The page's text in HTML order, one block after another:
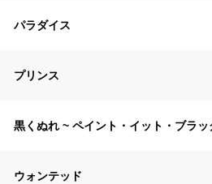
パラダイス
プリンス
黒くぬれ ~ ペイント・イット・ブラッ
ウォンテッド